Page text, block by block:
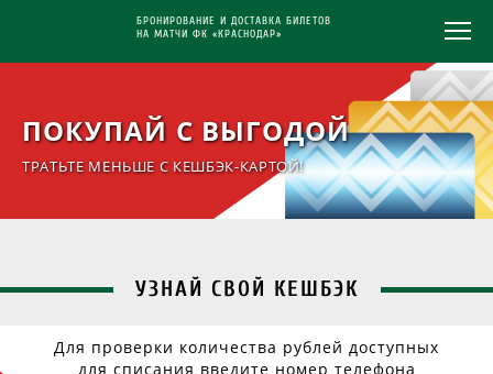
БРОНИРОВАНИЕ И ДОСТАВКА БИЛЕТОВ
НА МАТЧИ ФК «КРАСНОДАР»
ПОКУПАЙ С ВЫГОДОЙ
ТРАТЬТЕ МЕНЬШЕ С КЕШБЭК-КАРТОЙ!
УЗНАЙ СВОЙ КЕШБЭК
Для проверки количества рублей доступных
для списания введите номер телефона